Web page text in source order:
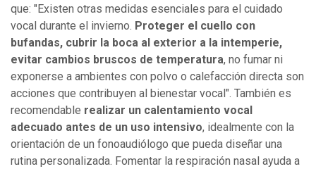
que: "Existen otras medidas esenciales para el cuidado
vocal durante el invierno. Proteger el cuello con
bufandas, cubrir la boca al exterior a la intemperie,
evitar cambios bruscos de temperatura, no fumar ni
exponerse a ambientes con polvo o calefacción directa son
acciones que contribuyen al bienestar vocal". También es
recomendable realizar un calentamiento vocal
adecuado antes de un uso intensivo, idealmente con la
orientación de un fonoaudiólogo que pueda diseñar una
rutina personalizada. Fomentar la respiración nasal ayuda a